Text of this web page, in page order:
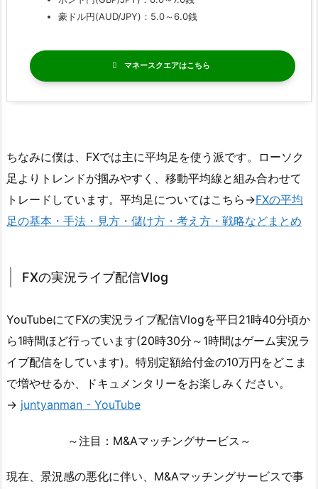
豪ドル円(AUD/JPY)：5.0～6.0銭
マネースクエア
ちなみに僕は、FXでは主に平均足を使う派です。ローソク
足よりトレンドが掴みやすく、移動平均線と組み合わせて
トレードしています。平均足についてはこちら→FXの平均
足の基本・手法・見方・儲け方・考え方・戦略などまとめ
FXの実況ライブ配信Vlog
YouTubeにてFXの実況ライブ配信Vlogを平日21時40分頃か
ら1時間ほど行っています(20時30分～1時間はゲーム実況ラ
イブ配信をしています)。特別定額給付金の10万円をどこま
で増やせるか、ドキュメンタリーをお楽しみください。
→ juntyanman - YouTube
～注目：M&Aマッチングサービス～
現在、景況感の悪化に伴い、M&Aマッチングサービスで事